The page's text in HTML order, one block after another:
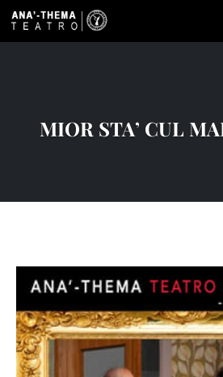
MIOR STA’ CUL